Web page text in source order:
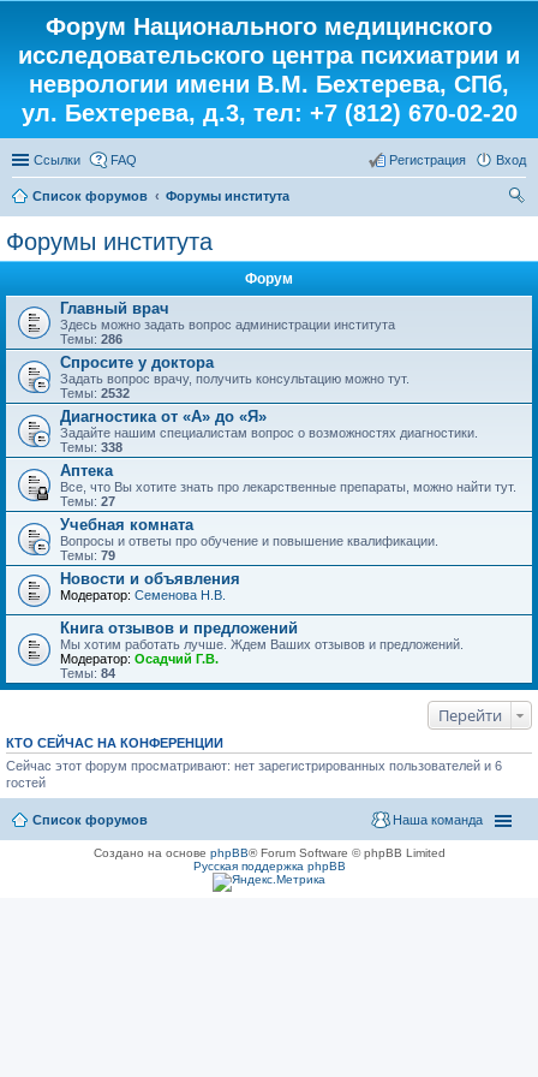
Форум Национального медицинского
исследовательского центра психиатрии и
неврологии имени В.М. Бехтерева, СПб,
ул. Бехтерева, д.3, тел: +7 (812) 670-02-20
Ссылки FAQ Вход
Регистрация
Список форумов
Форумы института
Форумы института
Форум
Главный врач
Здесь можно задать вопрос администрации института
Темы: 286
Спросите у доктора
Задать вопрос врачу, получить консультацию можно тут.
Темы: 2532
Диагностика от «А» до «Я»
Задайте нашим специалистам вопрос о возможностях диагностики.
Темы: 338
Аптека
Все, что Вы хотите знать про лекарственные препараты, можно найти тут.
Темы: 27
Учебная комната
Вопросы и ответы про обучение и повышение квалификации.
Темы: 79
Новости и объявления
Модератор: Семенова Н.В.
Книга отзывов и предложений
Мы хотим работать лучше. Ждем Ваших отзывов и предложений.
Модератор: Осадчий Г.В.
Темы: 84
Перейти
КТО СЕЙЧАС НА КОНФЕРЕНЦИИ
Сейчас этот форум просматривают: нет зарегистрированных пользователей и 6
гостей
Список форумов Наша команда
Создано на основе phpBB® Forum Software © phpBB Limited
Русская поддержка phpBB